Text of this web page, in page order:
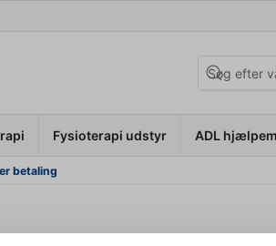
Fysioterapi udstyr ADL
betaling